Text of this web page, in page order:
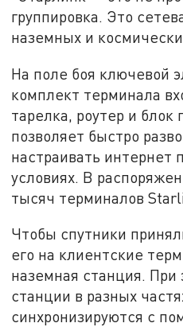
группировка. Это
наземных и
На поле боя ключевой
комплект терминала
тарелка, роутер и блок
позволяет быстро
настраивать интернет
условиях. В
тысяч терминалов
Чтобы спутники
его на клиентские
наземная станция.
станции в разных
синхронизируются с